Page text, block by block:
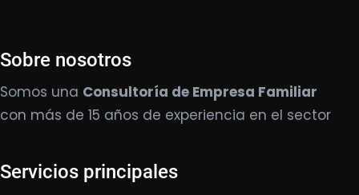
Sobre nosotros
Somos una Consultoría de Empresa Familiar
con más de 15 años de experiencia en el sector
Servicios principales